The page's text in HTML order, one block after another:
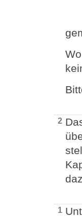
2
1